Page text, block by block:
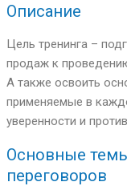
Описание
Цель тренинга –
продаж к
А также освоить
применяемые в
уверенности и
Основные
переговоров